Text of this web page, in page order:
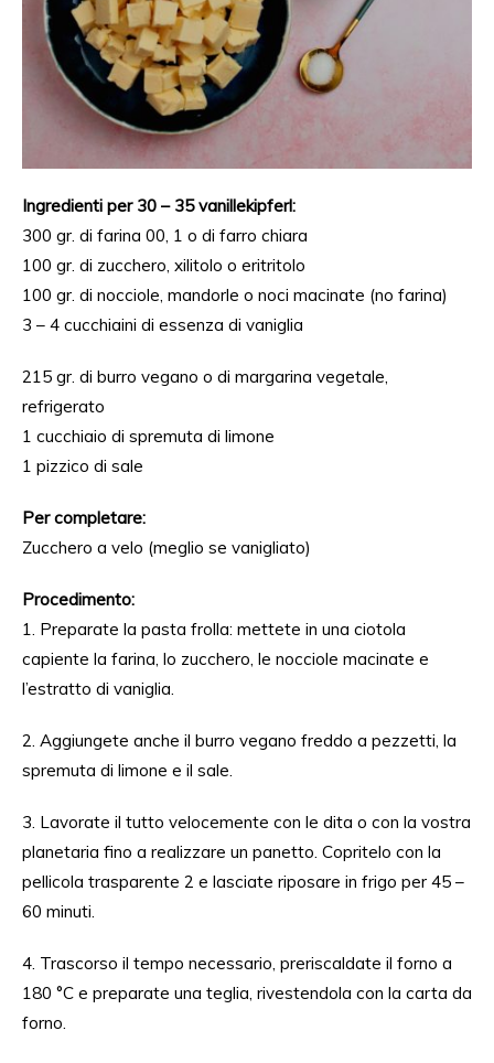
Ingredienti per 30 – 35 vanillekipferl:
300 gr. di farina 00, 1 o di farro chiara
100 gr. di zucchero, xilitolo o eritritolo
100 gr. di nocciole, mandorle o noci macinate (no farina)
3 – 4 cucchiaini di essenza di vaniglia
215 gr. di burro vegano o di margarina vegetale,
refrigerato
1 cucchiaio di spremuta di limone
1 pizzico di sale
Per completare:
Zucchero a velo (meglio se vanigliato)
Procedimento:
1. Preparate la pasta frolla: mettete in una ciotola
capiente la farina, lo zucchero, le nocciole macinate e
l’estratto di vaniglia.
2. Aggiungete anche il burro vegano freddo a pezzetti, la
spremuta di limone e il sale.
3. Lavorate il tutto velocemente con le dita o con la vostra
planetaria fino a realizzare un panetto. Copritelo con la
pellicola trasparente 2 e lasciate riposare in frigo per 45 –
60 minuti.
4. Trascorso il tempo necessario, preriscaldate il forno a
180 °C e preparate una teglia, rivestendola con la carta da
forno.